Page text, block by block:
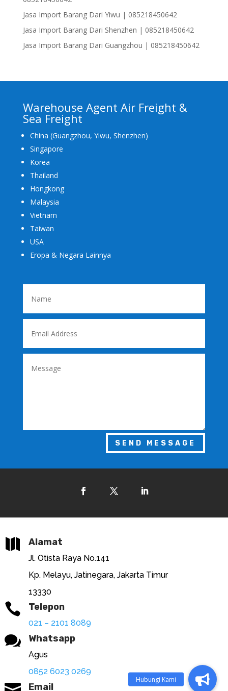
Jasa Import Barang Dari Yiwu | 085218450642
Jasa Import Barang Dari Shenzhen | 085218450642
Jasa Import Barang Dari Guangzhou | 085218450642
Warehouse Agent Air Freight &
Sea Freight
China (Guangzhou, Yiwu, Shenzhen)
Singapore
Korea
Thailand
Hongkong
Malaysia
Vietnam
Taiwan
USA
Eropa & Negara Lainnya
SEND MESSAGE
 Alamat
Jl. Otista Raya No.141
Kp. Melayu, Jatinegara, Jakarta Timur
13330
 Telepon
021 – 2101 8089
 Whatsapp
Agus
0852 6023 0269
Email